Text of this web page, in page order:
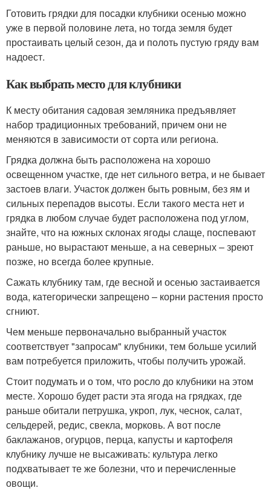
Готовить грядки для посадки клубники осенью можно
уже в первой половине лета, но тогда земля будет
простаивать целый сезон, да и полоть пустую гряду вам
надоест.
Как выбрать место для клубники
К месту обитания садовая земляника предъявляет
набор традиционных требований, причем они не
меняются в зависимости от сорта или региона.
Грядка должна быть расположена на хорошо
освещенном участке, где нет сильного ветра, и не бывает
застоев влаги. Участок должен быть ровным, без ям и
сильных перепадов высоты. Если такого места нет и
грядка в любом случае будет расположена под углом,
знайте, что на южных склонах ягоды слаще, поспевают
раньше, но вырастают меньше, а на северных – зреют
позже, но всегда более крупные.
Сажать клубнику там, где весной и осенью застаивается
вода, категорически запрещено – корни растения просто
сгниют.
Чем меньше первоначально выбранный участок
соответствует "запросам" клубники, тем больше усилий
вам потребуется приложить, чтобы получить урожай.
Стоит подумать и о том, что росло до клубники на этом
месте. Хорошо будет расти эта ягода на грядках, где
раньше обитали петрушка, укроп, лук, чеснок, салат,
сельдерей, редис, свекла, морковь. А вот после
баклажанов, огурцов, перца, капусты и картофеля
клубнику лучше не высаживать: культура легко
подхватывает те же болезни, что и перечисленные
овощи.